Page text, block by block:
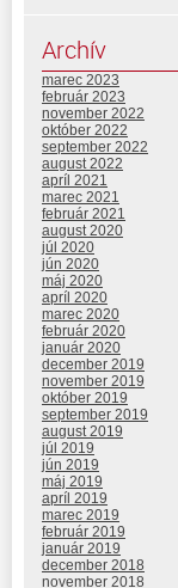
Archív
marec 2023
február 2023
november 2022
október 2022
september 2022
august 2022
apríl 2021
marec 2021
február 2021
august 2020
júl 2020
jún 2020
máj 2020
apríl 2020
marec 2020
február 2020
január 2020
december 2019
november 2019
október 2019
september 2019
august 2019
júl 2019
jún 2019
máj 2019
apríl 2019
marec 2019
február 2019
január 2019
december 2018
november 2018